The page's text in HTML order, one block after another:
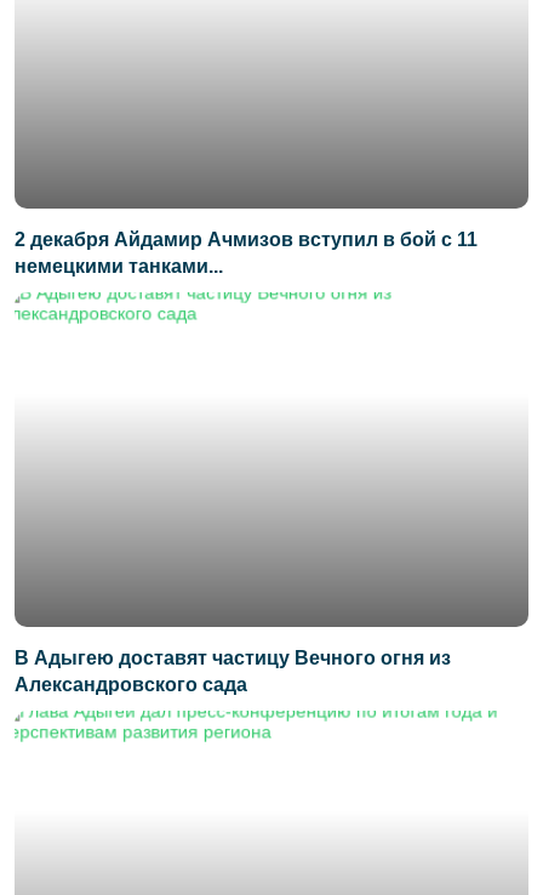
2 декабря Айдамир Ачмизов вступил в бой с 11
немецкими танками...
В Адыгею доставят частицу Вечного огня из
Александровского сада